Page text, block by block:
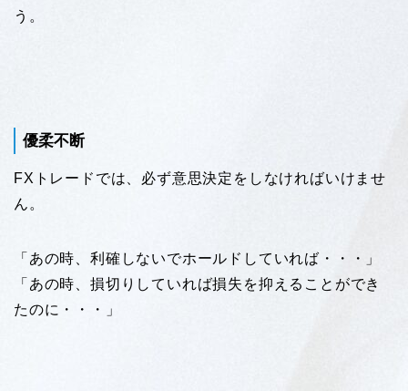
う。
優柔不断
FXトレードでは、必ず意思決定をしなければいけませ
ん。
「あの時、利確しないでホールドしていれば・・・」
「あの時、損切りしていれば損失を抑えることができ
たのに・・・」